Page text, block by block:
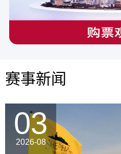
赛事新闻
03
2026-08